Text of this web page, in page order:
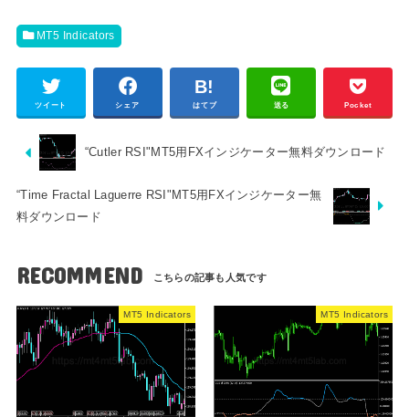
MT5 Indicators
ツイート シェア はてブ 送る Pocket
“Cutler RSI"MT5用FXインジケーター無料ダウンロード
“Time Fractal Laguerre RSI"MT5用FXインジケーター無
料ダウンロード
RECOMMEND
MT5 Indicators MT5 Indicators